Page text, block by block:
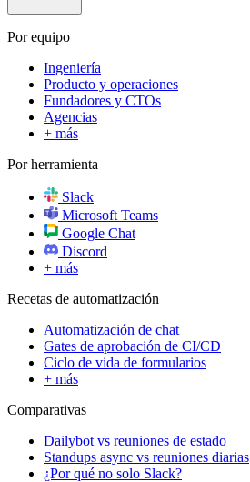
Por equipo
Ingeniería
Producto y operaciones
Fundadores y CTOs
Agencias
+ más
Por herramienta
Slack
Microsoft Teams
Google Chat
Discord
+ más
Recetas de automatización
Automatización de chat
Gates de aprobación de CI/CD
Ciclo de vida de formularios
+ más
Comparativas
Dailybot vs reuniones de estado
Standups async vs reuniones diarias
¿Por qué no solo Slack?